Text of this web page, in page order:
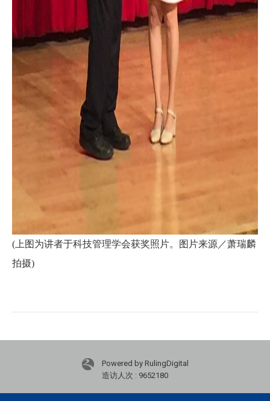
(上图为讲者于科技管理学会获奖照片。图片来源／萧瑞麟
拍摄)
Powered by RulingDigital
造访人次 : 9652180